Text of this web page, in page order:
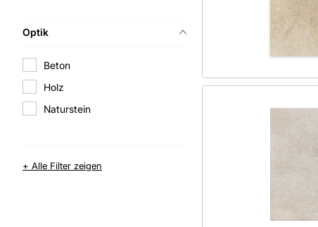
Optik
Beton
Holz
Naturstein
+ Alle Filter zeigen